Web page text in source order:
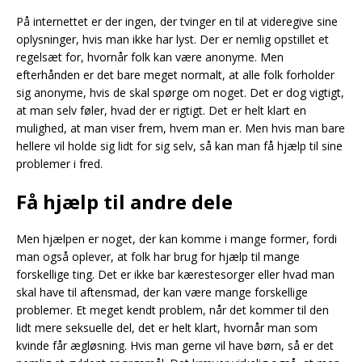
På internettet er der ingen, der tvinger en til at videregive sine
oplysninger, hvis man ikke har lyst. Der er nemlig opstillet et
regelsæt for, hvornår folk kan være anonyme. Men
efterhånden er det bare meget normalt, at alle folk forholder
sig anonyme, hvis de skal spørge om noget. Det er dog vigtigt,
at man selv føler, hvad der er rigtigt. Det er helt klart en
mulighed, at man viser frem, hvem man er. Men hvis man bare
hellere vil holde sig lidt for sig selv, så kan man få hjælp til sine
problemer i fred.
Få hjælp til andre dele
Men hjælpen er noget, der kan komme i mange former, fordi
man også oplever, at folk har brug for hjælp til mange
forskellige ting. Det er ikke bar kærestesorger eller hvad man
skal have til aftensmad, der kan være mange forskellige
problemer. Et meget kendt problem, når det kommer til den
lidt mere seksuelle del, det er helt klart, hvornår man som
kvinde får ægløsning. Hvis man gerne vil have børn, så er det